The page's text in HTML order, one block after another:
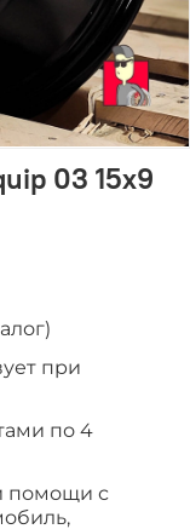
03 15x9
при
по 4
помощи с